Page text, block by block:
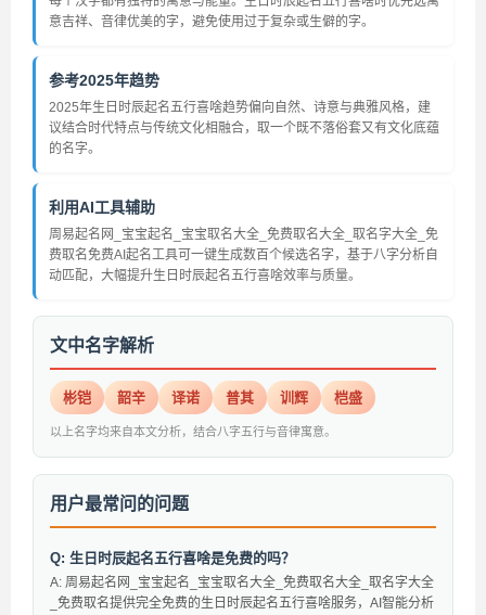
意吉祥、音律优美的字，避免使用过于复杂或生僻的字。
参考2025年趋势
2025年生日时辰起名五行喜啥趋势偏向自然、诗意与典雅风格，建
议结合时代特点与传统文化相融合，取一个既不落俗套又有文化底蕴
的名字。
利用AI工具辅助
周易起名网_宝宝起名_宝宝取名大全_免费取名大全_取名字大全_免
费取名免费AI起名工具可一键生成数百个候选名字，基于八字分析自
动匹配，大幅提升生日时辰起名五行喜啥效率与质量。
文中名字解析
彬铠 韶辛 译诺 普其 训辉 桤盛
以上名字均来自本文分析，结合八字五行与音律寓意。
用户最常问的问题
Q: 生日时辰起名五行喜啥是免费的吗？
A: 周易起名网_宝宝起名_宝宝取名大全_免费取名大全_取名字大全
_免费取名提供完全免费的生日时辰起名五行喜啥服务，AI智能分析